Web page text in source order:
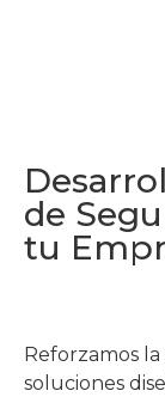
de
tu
Reforzamos
soluciones